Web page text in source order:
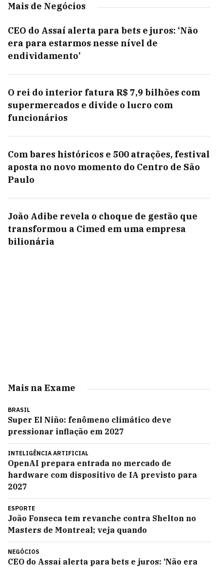
Mais de Negócios
CEO do Assaí alerta para bets e juros: ‘Não
era para estarmos nesse nível de
endividamento’
O rei do interior fatura R$ 7,9 bilhões com
supermercados e divide o lucro com
funcionários
Com bares históricos e 500 atrações, festival
aposta no novo momento do Centro de São
Paulo
João Adibe revela o choque de gestão que
transformou a Cimed em uma empresa
bilionária
Mais na Exame
BRASIL
Super El Niño: fenômeno climático deve
pressionar inflação em 2027
INTELIGÊNCIA ARTIFICIAL
OpenAI prepara entrada no mercado de
hardware com dispositivo de IA previsto para
2027
ESPORTE
João Fonseca tem revanche contra Shelton no
Masters de Montreal; veja quando
NEGÓCIOS
CEO do Assaí alerta para bets e juros: ‘Não era